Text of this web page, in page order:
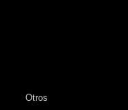
Otros